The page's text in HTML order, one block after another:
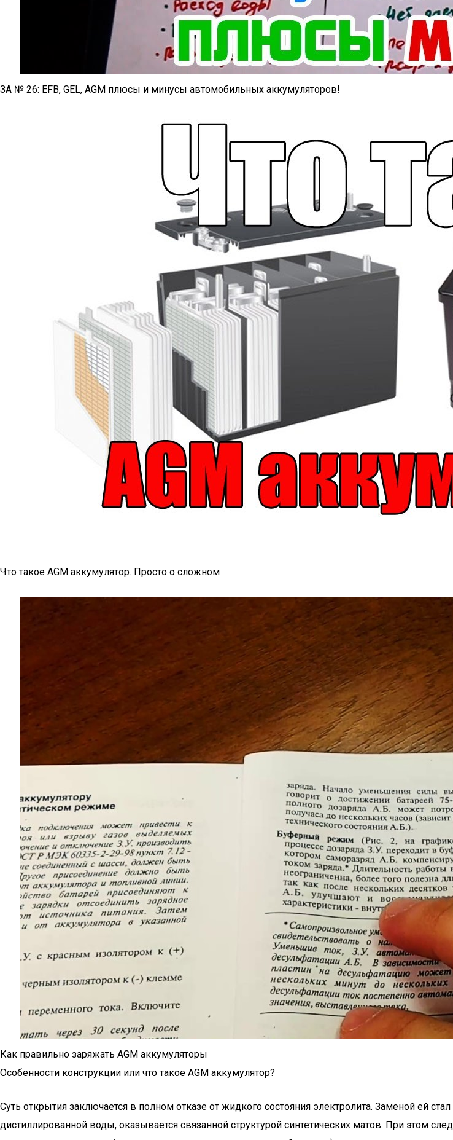
ЗА № 26: EFB, GEL, AGM плюсы и минусы автомобильных аккумуляторов!
Что такое AGM аккумулятор. Просто о сложном
Как правильно заряжать AGM аккумуляторы
Особенности конструкции или что такое AGM аккумулятор?
Суть открытия заключается в полном отказе от жидкого состояния электролита. Заменой ей
дистиллированной воды, оказывается связанной структурой синтетических матов. При этом